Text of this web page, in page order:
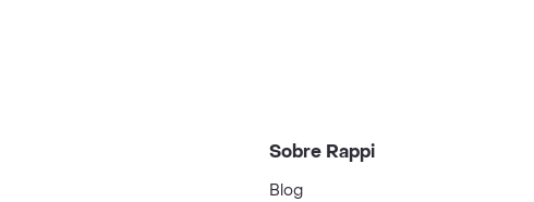
Sobre Rappi
Blog